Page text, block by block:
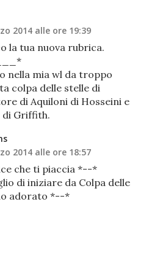
2014 alle ore 19:39
la tua nuova rubrica.
nella mia wl da troppo
colpa delle stelle di
di Aquiloni di Hosseini e
di Griffith.
2014 alle ore 18:57
che ti piaccia *--*
di iniziare da Colpa delle
adorato *--*